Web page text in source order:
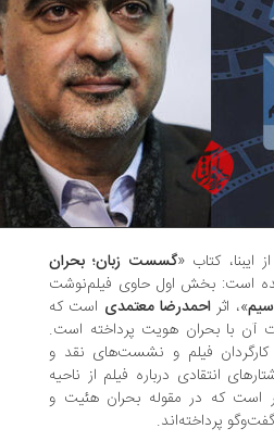
کتاب «گسست زبان؛ بحران
بخش اول حاوی فیلم‌نوشت
احمدرضا معتمدیاست که
بحران هویت پرداخته است.
فیلم و نشست‌های نقد و
درباره فیلم از ناحیه
در مقوله بحران هئیت و